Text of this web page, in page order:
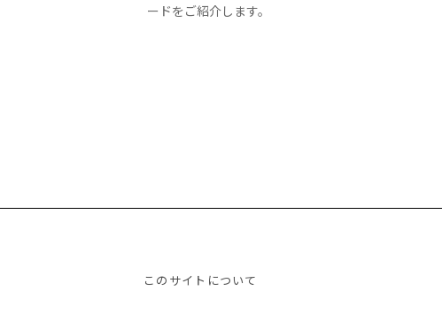
ードをご紹介します。
このサイトについて